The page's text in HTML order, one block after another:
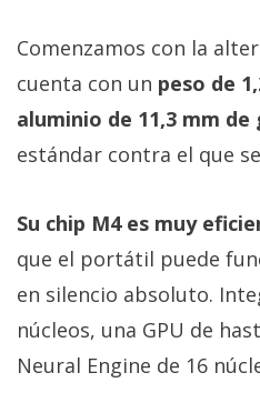
Comenzamos con la
cuenta con un peso de
aluminio de 11,3 mm
estándar contra el que
Su chip M4 es muy
que el portátil puede
en silencio absoluto.
núcleos, una GPU de
Neural Engine de 16